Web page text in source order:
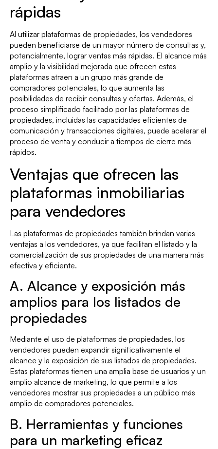
rápidas
Al utilizar plataformas de propiedades, los vendedores
pueden beneficiarse de un mayor número de consultas y,
potencialmente, lograr ventas más rápidas. El alcance más
amplio y la visibilidad mejorada que ofrecen estas
plataformas atraen a un grupo más grande de
compradores potenciales, lo que aumenta las
posibilidades de recibir consultas y ofertas. Además, el
proceso simplificado facilitado por las plataformas de
propiedades, incluidas las capacidades eficientes de
comunicación y transacciones digitales, puede acelerar el
proceso de venta y conducir a tiempos de cierre más
rápidos.
Ventajas que ofrecen las
plataformas inmobiliarias
para vendedores
Las plataformas de propiedades también brindan varias
ventajas a los vendedores, ya que facilitan el listado y la
comercialización de sus propiedades de una manera más
efectiva y eficiente.
A. Alcance y exposición más
amplios para los listados de
propiedades
Mediante el uso de plataformas de propiedades, los
vendedores pueden expandir significativamente el
alcance y la exposición de sus listados de propiedades.
Estas plataformas tienen una amplia base de usuarios y un
amplio alcance de marketing, lo que permite a los
vendedores mostrar sus propiedades a un público más
amplio de compradores potenciales.
B. Herramientas y funciones
para un marketing eficaz